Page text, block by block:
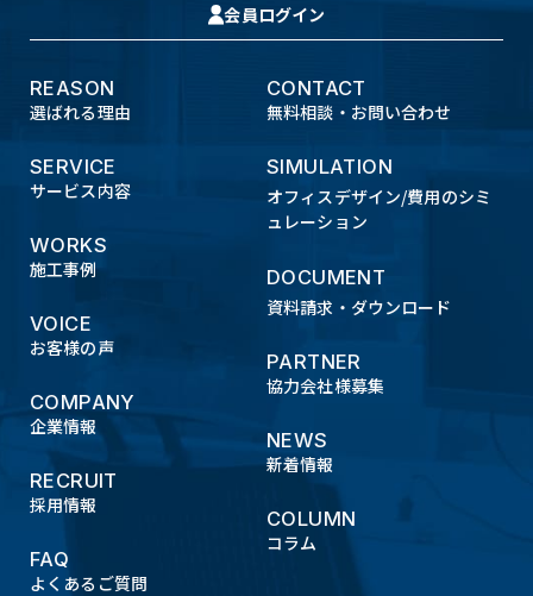
会員ログイン
REASON
選ばれる理由
SERVICE
サービス内容
WORKS
施工事例
VOICE
お客様の声
COMPANY
企業情報
RECRUIT
採用情報
FAQ
よくあるご質問
CONTACT
無料相談・お問い合わせ
SIMULATION
オフィスデザイン/費用のシミ
ュレーション
DOCUMENT
資料請求・ダウンロード
PARTNER
協力会社様募集
NEWS
新着情報
COLUMN
コラム